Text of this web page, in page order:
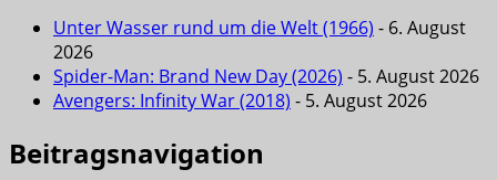
Unter Wasser rund um die Welt (1966) - 6. August
2026
Spider-Man: Brand New Day (2026) - 5. August 2026
Avengers: Infinity War (2018) - 5. August 2026
Beitragsnavigation